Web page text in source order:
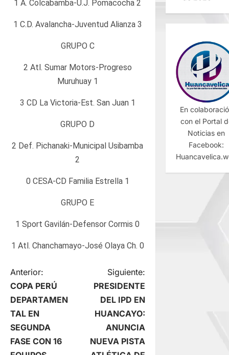
1 A. Colcabamba-U.J. Pomacocha 2
1 C.D. Avalancha-Juventud Alianza 3
GRUPO C
2 Atl. Sumar Motors-Progreso
Muruhuay 1
3 CD La Victoria-Est. San Juan 1
GRUPO D
2 Def. Pichanaki-Municipal Usibamba
2
0 CESA-CD Familia Estrella 1
GRUPO E
1 Sport Gavilán-Defensor Cormis 0
1 Atl. Chanchamayo-José Olaya Ch. 0
N
a
v
e
Anterior:
COPA PERÚ
DEPARTAMEN
TAL EN
SEGUNDA
FASE CON 16
Siguiente:
PRESIDENTE
DEL IPD EN
HUANCAYO:
ANUNCIA
NUEVA PISTA
En
con el Portal
Noticias en
Facebook: